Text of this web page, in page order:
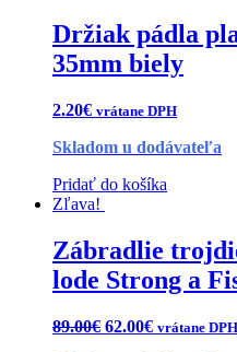
Držiak pádla
35mm biely
2.20€ vrátane DPH
Skladom u dodávateľa
Pridať do košíka
Zľava!
Zábradlie
lode Strong a
89.00€ 62.00€ vrátane DPH